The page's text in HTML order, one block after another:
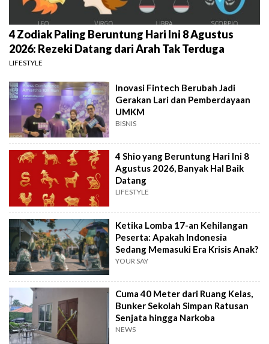
4 Zodiak Paling Beruntung Hari Ini 8 Agustus
2026: Rezeki Datang dari Arah Tak Terduga
LIFESTYLE
Inovasi Fintech Berubah Jadi
Gerakan Lari dan Pemberdayaan
UMKM
BISNIS
4 Shio yang Beruntung Hari Ini 8
Agustus 2026, Banyak Hal Baik
Datang
LIFESTYLE
Ketika Lomba 17-an Kehilangan
Peserta: Apakah Indonesia
Sedang Memasuki Era Krisis Anak?
YOUR SAY
Cuma 40 Meter dari Ruang Kelas,
Bunker Sekolah Simpan Ratusan
Senjata hingga Narkoba
NEWS